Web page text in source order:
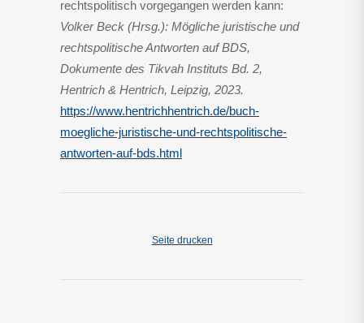
rechtspolitisch vorgegangen werden kann:
Volker Beck (Hrsg.): Mögliche juristische und
rechtspolitische Antworten auf BDS,
Dokumente des Tikvah Instituts Bd. 2,
Hentrich & Hentrich, Leipzig, 2023.
https://www.hentrichhentrich.de/buch-
moegliche-juristische-und-rechtspolitische-
antworten-auf-bds.html
Seite drucken